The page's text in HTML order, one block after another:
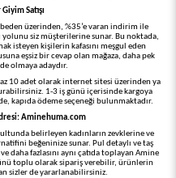
Satışı
üzerinden, %35’e varan indirim ile
siz müşterilerine sunar. Bu noktada,
isteyen kişilerin kafasını meşgul eden
eşsiz bir cevap olan mağaza, daha pek
olmaya adaydır.
10 adet olarak internet sitesi üzerinden ya
1-3 iş günü içerisinde kargoya
kapıda ödeme seçeneği bulunmaktadır.
Aminehuma.com
belirleyen kadınların zevklerine ve
beğeninize sunar. Pul detaylı ve taş
daha fazlasını aynı çatıda toplayan Amine
toplu olarak sipariş verebilir, ürünlerin
sizler de yararlanabilirsiniz.